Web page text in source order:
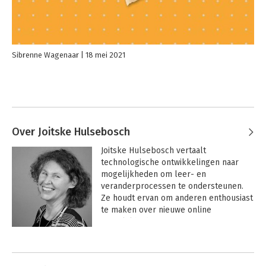
Sibrenne Wagenaar 18 mei 2021
Over Joitske Hulsebosch
Joitske Hulsebosch vertaalt
technologische ontwikkelingen naar
mogelijkheden om leer- en
veranderprocessen te ondersteunen.
Ze houdt ervan om anderen enthousiast
te maken over nieuwe online